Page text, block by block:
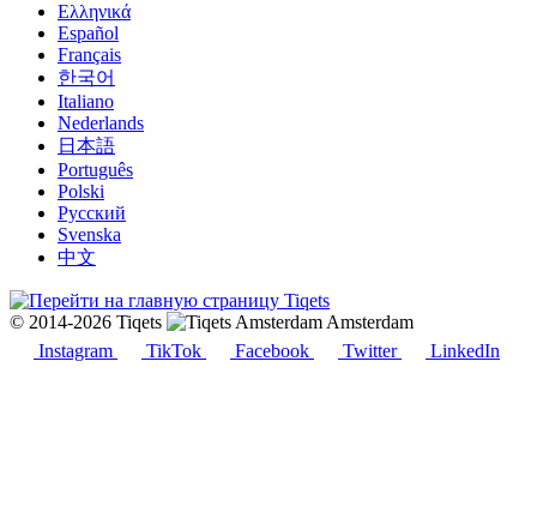
Ελληνικά
Español
Français
한국어
Italiano
Nederlands
日本語
Português
Polski
Русский
Svenska
中文
© 2014-2026 Tiqets
Amsterdam
Instagram
TikTok Facebook Twitter LinkedIn